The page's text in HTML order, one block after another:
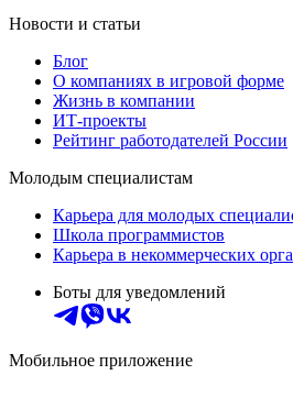
Новости и статьи
Блог
О компаниях в игровой форме
Жизнь в компании
ИТ-проекты
Рейтинг работодателей России
Молодым специалистам
Карьера для молодых
Школа программистов
Карьера в некоммерческих
Боты для уведомлений
Мобильное приложение